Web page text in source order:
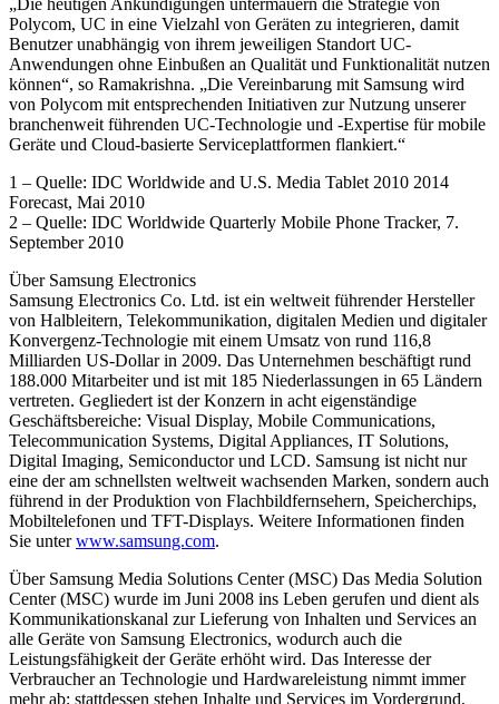
Polycom, UC in eine Vielzahl von Geräten zu integrieren, damit
Benutzer unabhängig von ihrem jeweiligen Standort UC-
Anwendungen ohne Einbußen an Qualität und Funktionalität nutzen
können“, so Ramakrishna. „Die Vereinbarung mit Samsung wird
von Polycom mit entsprechenden Initiativen zur Nutzung unserer
branchenweit führenden UC-Technologie und -Expertise für mobile
Geräte und Cloud-basierte Serviceplattformen flankiert.“
1 – Quelle: IDC Worldwide and U.S. Media Tablet 2010 2014
Forecast, Mai 2010
2 – Quelle: IDC Worldwide Quarterly Mobile Phone Tracker, 7.
September 2010
Über Samsung Electronics
Samsung Electronics Co. Ltd. ist ein weltweit führender Hersteller
von Halbleitern, Telekommunikation, digitalen Medien und digitaler
Konvergenz-Technologie mit einem Umsatz von rund 116,8
Milliarden US-Dollar in 2009. Das Unternehmen beschäftigt rund
188.000 Mitarbeiter und ist mit 185 Niederlassungen in 65 Ländern
vertreten. Gegliedert ist der Konzern in acht eigenständige
Geschäftsbereiche: Visual Display, Mobile Communications,
Telecommunication Systems, Digital Appliances, IT Solutions,
Digital Imaging, Semiconductor und LCD. Samsung ist nicht nur
eine der am schnellsten weltweit wachsenden Marken, sondern auch
führend in der Produktion von Flachbildfernsehern, Speicherchips,
Mobiltelefonen und TFT-Displays. Weitere Informationen finden
Sie unterwww.samsung.com.
Über Samsung Media Solutions Center (MSC) Das Media Solution
Center (MSC) wurde im Juni 2008 ins Leben gerufen und dient als
Kommunikationskanal zur Lieferung von Inhalten und Services an
alle Geräte von Samsung Electronics, wodurch auch die
Leistungsfähigkeit der Geräte erhöht wird. Das Interesse der
Verbraucher an Technologie und Hardwareleistung nimmt immer
mehr ab; stattdessen stehen Inhalte und Services im Vordergrund,